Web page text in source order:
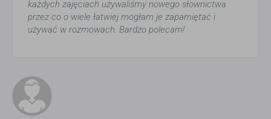
każdych zajęciach używaliśmy nowego słownictwa
przez co o wiele łatwiej mogłam je zapamiętać i
używać w rozmowach. Bardzo polecam!